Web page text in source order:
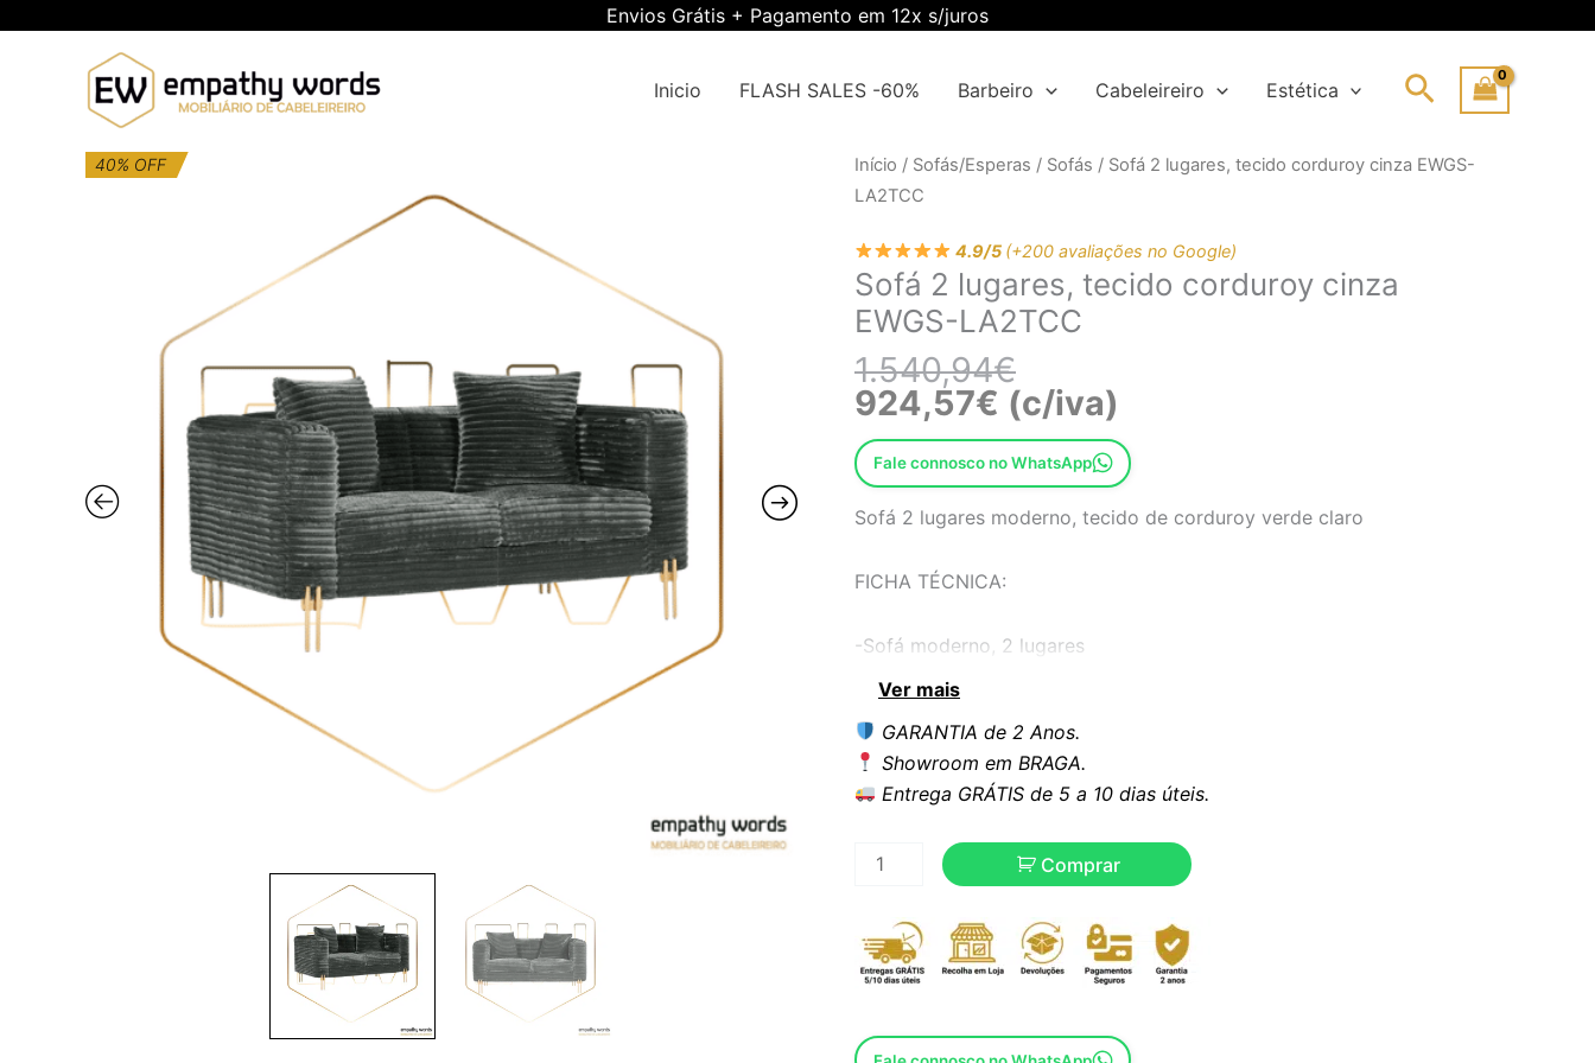
Envios Grátis + Pagamento em 12x s/juros
Inicio FLASH SALES -60% Barbeiro Cabeleireiro Estética Search
40% OFF Início / Sofás/Esperas / Sofás / Sofá 2 lugares, tecido corduroy cinza EWGS-
LA2TCC
4.9/5 (+200 avaliações no Google)
Sofá 2 lugares, tecido corduroy cinza
EWGS-LA2TCC
1.540,94€
O
era:
1.540,94€.
O
é:
924,57€.
924,57€ (c/iva)
Fale connosco no WhatsApp
Sofá 2 lugares moderno, tecido de corduroy verde claro
FICHA TÉCNICA:
-Sofá moderno, 2 lugares
-Pernas metálicas com acabamento dourado
-Estofo em tecido de corduroy verde light
-Outras cores disponíveis
Ver mais
GARANTIA de 2 Anos.
Showroom em BRAGA.
Entrega GRÁTIS de 5 a 10 dias úteis.
Quantidade
de
2
lugares,
tecido
cinza
EWGS-
LA2TCC
Comprar